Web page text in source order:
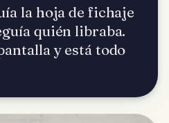
la hoja de fichaje
quién libraba.
y está todo